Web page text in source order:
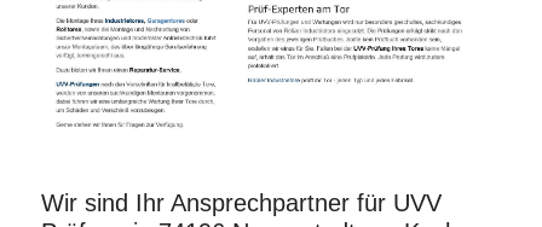
Wir sind Ihr Ansprechpartner für UVV